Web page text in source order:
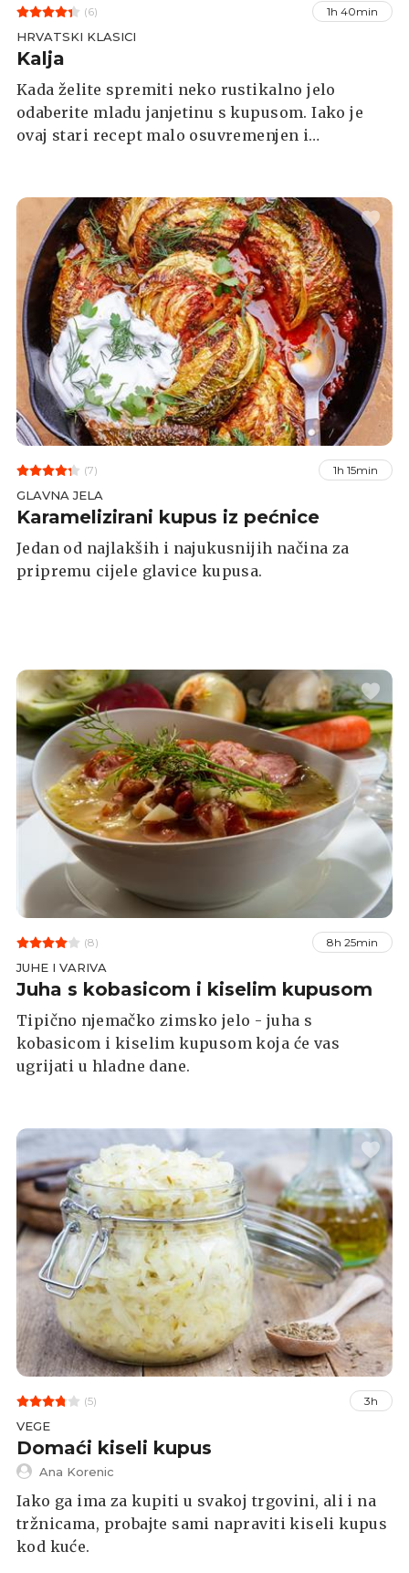
(6) 1h 40min
HRVATSKI KLASICI
Kalja
Kada želite spremiti neko rustikalno jelo
odaberite mladu janjetinu s kupusom. Iako je
ovaj stari recept malo osuvremenjen i
(7) 1h 15min
GLAVNA JELA
Karamelizirani kupus iz pećnice
Jedan od najlakših i najukusnijih načina za
pripremu cijele glavice kupusa.
(8) 8h 25min
JUHE I VARIVA
Juha s kobasicom i kiselim kupusom
Tipično njemačko zimsko jelo - juha s
kobasicom i kiselim kupusom koja će vas
ugrijati u hladne dane.
(5) 3h
VEGE
Domaći kiseli kupus
Ana Korenic
Iako ga ima za kupiti u svakoj trgovini, ali i na
tržnicama, probajte sami napraviti kiseli kupus
kod kuće.